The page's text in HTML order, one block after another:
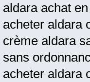
aldara achat
acheter aldara
crème aldara
sans
acheter aldara